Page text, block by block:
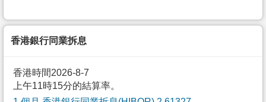
香港銀行同業拆息
香港時間2026-8-7
上午11時15分的結算率。